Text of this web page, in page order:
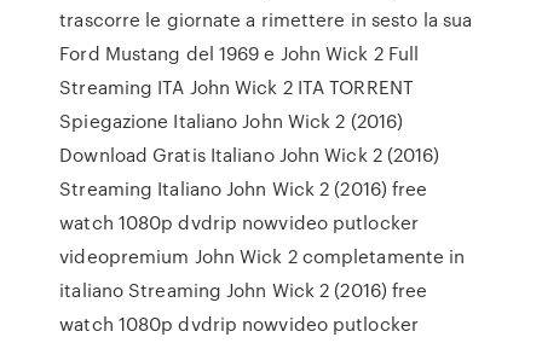
trascorre le giornate a rimettere in sesto la sua
Ford Mustang del 1969 e John Wick 2 Full
Streaming ITA John Wick 2 ITA TORRENT
Spiegazione Italiano John Wick 2 (2016)
Download Gratis Italiano John Wick 2 (2016)
Streaming Italiano John Wick 2 (2016) free
watch 1080p dvdrip nowvideo putlocker
videopremium John Wick 2 completamente in
italiano Streaming John Wick 2 (2016) free
watch 1080p dvdrip nowvideo putlocker